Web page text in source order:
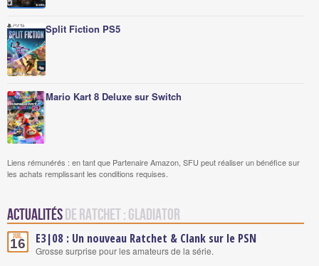
Split Fiction PS5
Mario Kart 8 Deluxe sur Switch
Liens rémunérés : en tant que Partenaire Amazon, SFU peut réaliser un bénéfice sur
les achats remplissant les conditions requises.
Actualités de Ratchet : Gladiator
Juil.
16 E3|08 : Un nouveau Ratchet & Clank sur le PSN
Grosse surprise pour les amateurs de la série.